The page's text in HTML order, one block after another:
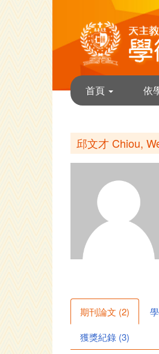
首頁 依
邱文才 Chiou,
期刊論文 (2)
獲獎紀錄 (3)